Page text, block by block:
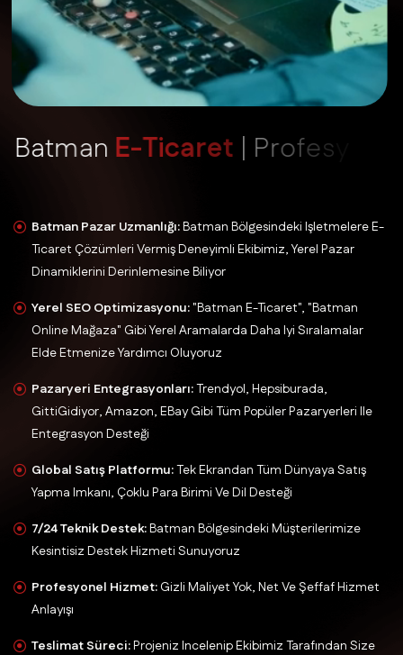
Batman E-Ticaret| Profesyo
Batman Pazar Uzmanlığı:Batman Bölgesindeki Işletmelere E-
Ticaret Çözümleri Vermiş Deneyimli Ekibimiz, Yerel Pazar
Dinamiklerini Derinlemesine Biliyor
Yerel SEO Optimizasyonu:"Batman E-Ticaret", "Batman
Online Mağaza" Gibi Yerel Aramalarda Daha Iyi Sıralamalar
Elde Etmenize Yardımcı Oluyoruz
Pazaryeri Entegrasyonları:Trendyol, Hepsiburada,
GittiGidiyor, Amazon, EBay Gibi Tüm Popüler Pazaryerleri Ile
Entegrasyon Desteği
Global Satış Platformu:Tek Ekrandan Tüm Dünyaya Satış
Yapma Imkanı, Çoklu Para Birimi Ve Dil Desteği
7/24 Teknik Destek:Batman Bölgesindeki Müşterilerimize
Kesintisiz Destek Hizmeti Sunuyoruz
Profesyonel Hizmet: Gizli Maliyet Yok, Net Ve Şeffaf Hizmet
Anlayışı
Teslimat Süreci:Projeniz Incelenip Ekibimiz Tarafından Size